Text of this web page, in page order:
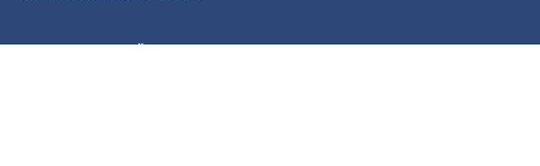
Название онлайн медиа — «OBOZ.UA»